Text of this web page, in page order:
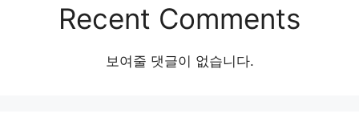
Recent Comments
보여줄 댓글이 없습니다.